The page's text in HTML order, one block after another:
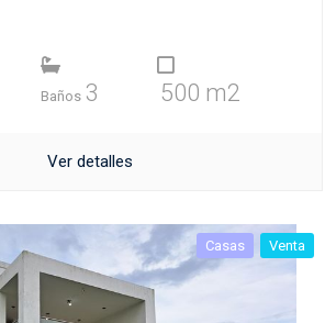
Baños 3 500 m2
Ver detalles
Casas Venta